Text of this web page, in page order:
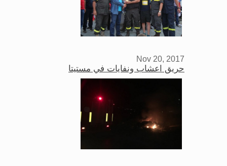
Nov 20, 2017
حريق اعشاب ونفايات في مستيتا